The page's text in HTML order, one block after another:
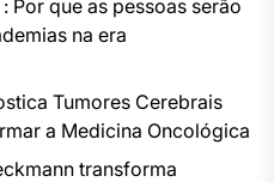
Por que as pessoas serão
na era
Tumores Cerebrais
a Medicina Oncológica
transforma